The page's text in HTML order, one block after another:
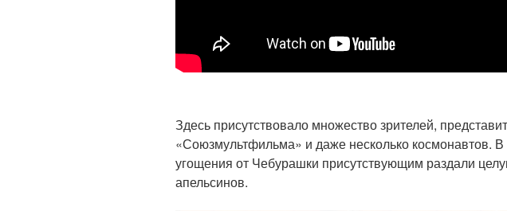
Здесь присутствовало множество зрителей,
«Союзмультфильма» и даже несколько космонавтов. В
угощения от Чебурашки присутствующим раздали
апельсинов.